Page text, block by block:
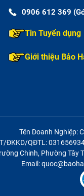
0906 612 369
Tin Tuyển dụng
Giới thiệu Bảo
Tên Doanh Nghiệp:
ĐKKD/QĐTL:
Chinh, Phường Tây
Email: